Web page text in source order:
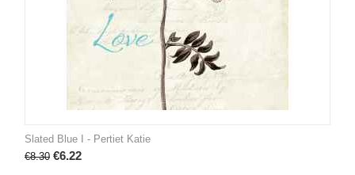
Slated Blue I - Pertiet Katie
€8.30 €6.22